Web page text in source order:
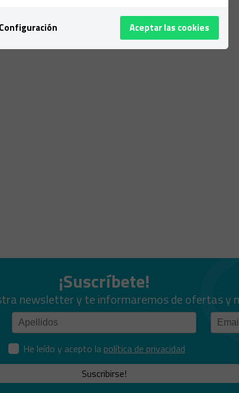
¡Suscríbete!
newsletter y te informaremos de ofertas y
He leído y acepto la política de privacidad
Suscribirse!
Configuración Aceptar las cookies